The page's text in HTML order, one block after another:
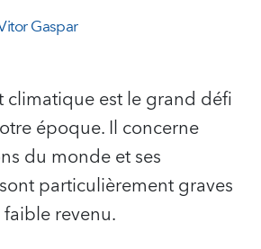
Gaspar
climatique est le grand défi
époque. Il concerne
du monde et ses
particulièrement graves
revenu.